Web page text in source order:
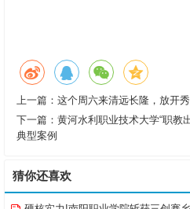
上一篇： 这个周六来清远长隆，放开
下一篇： 黄河水利职业技术大学“职教
典型案例
猜你还喜欢